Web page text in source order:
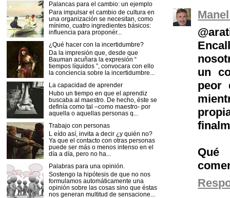
un
peor
Qué
Palancas para el cambio: un ejemplo
Para impulsar el cambio de cultura en
una organización se necesitan, como
mínimo, cuatro ingredientes básicos:
influencia para proponér...
¿Qué hacer con la incertidumbre?
Da la impresión que, desde que
Bauman acuñara la expresión “
tiempos líquidos ”, convocara con ello
la conciencia sobre la incertidumbre...
La capacidad de aprender
Hubo un tiempo en que el aprendiz
buscaba al maestro. De hecho, éste se
definía como tal –como maestro- por
aquella o aquellas personas q...
Trabajo con personas
L eído así, invita a decir ¿y quién no?
Ya que el contacto con otras personas
puede ser más o menos intenso en el
día a día, pero no ha...
Palabras para una opinión.
Sostengo la hipótesis de que no nos
formulamos automáticamente una
opinión sobre las cosas sino que éstas
nos generan multitud de sensacione...